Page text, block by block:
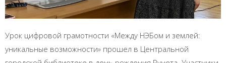
Урок цифровой грамотности «Между НЭБом и землей:
уникальные возможности» прошел в Центральной